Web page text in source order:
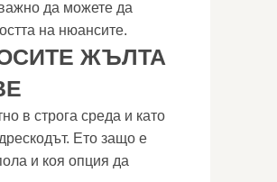
да можете да
на нюансите.
ЖЪЛТА
в строга среда и като
Ето защо е
и коя опция да